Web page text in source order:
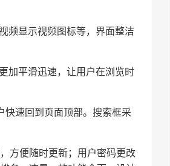
频显示视频图标等，界面整洁
加平滑迅速，让用户在浏览时
快速回到页面顶部。搜索框采
方便随时更新；用户密码更改